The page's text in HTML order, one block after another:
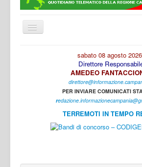
Cambia
navigazione
sabato 08 agosto 2026
Direttore
AMEDEO
PER INVIARE COMUNICATI
r
TERREMOTI IN TEMPO